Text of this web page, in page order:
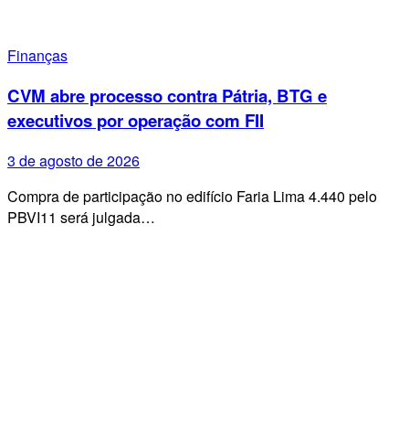
Finanças
CVM abre processo contra Pátria, BTG e
executivos por operação com FII
3 de agosto de 2026
Compra de participação no edifício Faria Lima 4.440 pelo
PBVI11 será julgada…